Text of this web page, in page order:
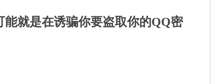
就是在诱骗你要盗取你的QQ密